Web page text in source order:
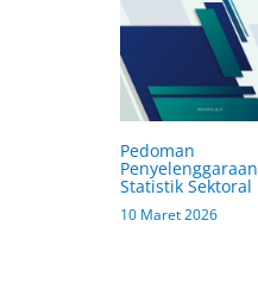
Pedoman
Penyelenggaraan
Statistik Sektoral
10 Maret 2026